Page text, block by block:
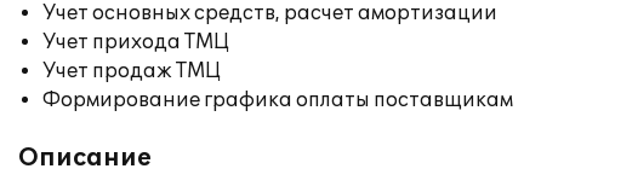
Учет основных средств, расчет амортизации
Учет прихода ТМЦ
Учет продаж ТМЦ
Формирование графика оплаты поставщикам
Описание